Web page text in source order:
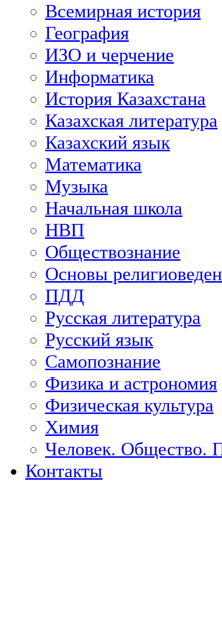
Всемирная история
География
ИЗО и черчение
Информатика
История Казахстана
Казахская литература
Казахский язык
Математика
Музыка
Начальная школа
НВП
Обществознание
Основы
ПДД
Русская литература
Русский язык
Самопознание
Физика и астрономия
Физическая культура
Химия
Человек. Общество.
Контакты